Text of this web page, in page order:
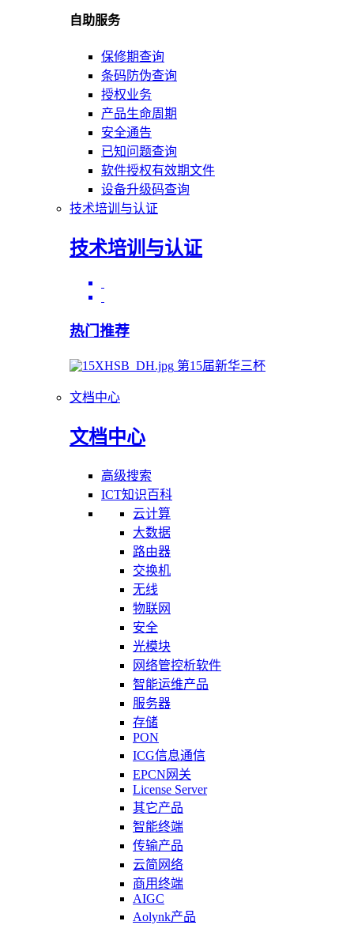
自助服务
保修期查询
条码防伪查询
授权业务
产品生命周期
安全通告
已知问题查询
软件授权有效期文件
设备升级码查询
技术培训与认证
技术培训与认证
热门推荐
第15届新华三杯
文档中心
文档中心
高级搜索
ICT知识百科
云计算
大数据
路由器
交换机
无线
物联网
安全
光模块
网络管控析软件
智能运维产品
服务器
存储
PON
ICG信息通信
EPCN网关
License Server
其它产品
智能终端
传输产品
云简网络
商用终端
AIGC
Aolynk产品